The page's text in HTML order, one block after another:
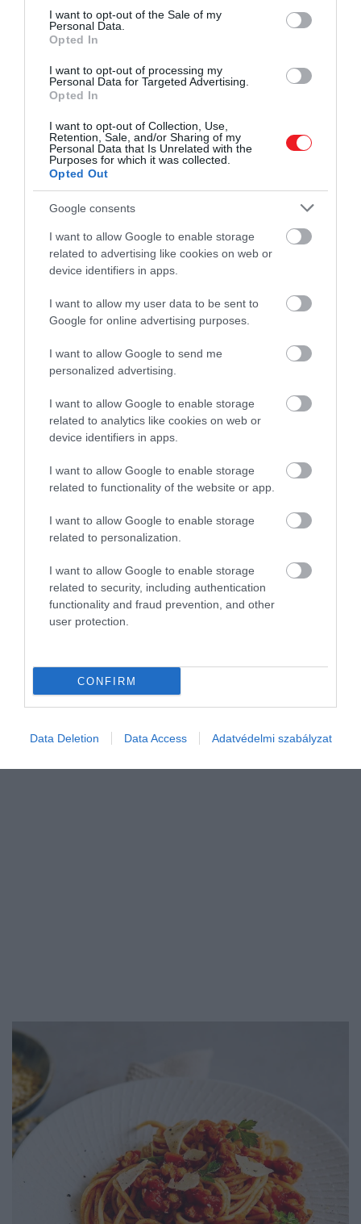
consent section.
I want to opt-out of the Sale of my
Personal Data.
Opted In
I want to opt-out of processing my
Personal Data for Targeted Advertising.
Opted In
I want to opt-out of Collection, Use,
Retention, Sale, and/or Sharing of my
Personal Data that Is Unrelated with the
Purposes for which it was collected.
Opted Out
Google consents
I want to allow Google to enable storage
related to advertising like cookies on web or
device identifiers in apps.
I want to allow my user data to be sent to
Google for online advertising purposes.
I want to allow Google to send me
personalized advertising.
I want to allow Google to enable storage
related to analytics like cookies on web or
device identifiers in apps.
I want to allow Google to enable storage
related to functionality of the website or app.
I want to allow Google to enable storage
related to personalization.
I want to allow Google to enable storage
related to security, including authentication
functionality and fraud prevention, and other
user protection.
CONFIRM
Data Deletion Data Access Adatvédelmi szabályzat
Ha szeretnénk kísérletezni a chilis babbal,
akkor érdemes lehet a vegetáriánus
változatnak is adni egy esélyt. A három
különböző babbal készülő fogás legalább
olyan finom ízvilágot kölcsönöz majd,
mint amilyet a húsos fajtából már
ismerünk…
2026. JANUÁR 7. ● HAMU ÉS GYÉMÁNT
A legfagyosabb téli napokon is
átmelegít ez a különleges…
HAMU ÉS GYÉMÁNT